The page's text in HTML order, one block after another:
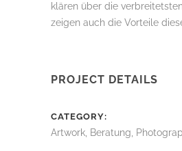
klären über die
zeigen auch die Vorteile
PROJECT DETAILS
CATEGORY
Artwork, Beratung,